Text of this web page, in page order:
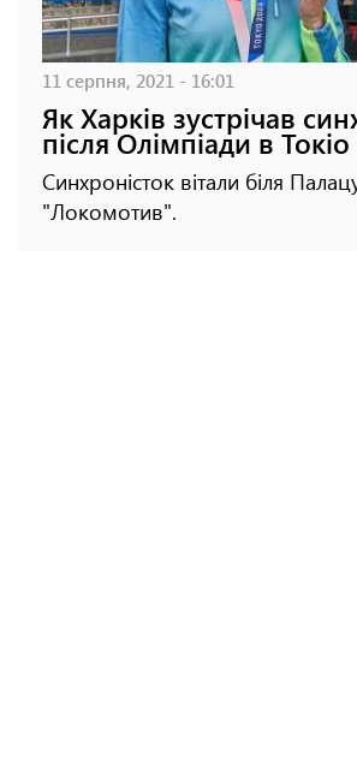
11 серпня, 2021 - 16:01
Як Харків зустрічав
після Олімпіади в Токіо
Синхроністок вітали біля
"Локомотив".